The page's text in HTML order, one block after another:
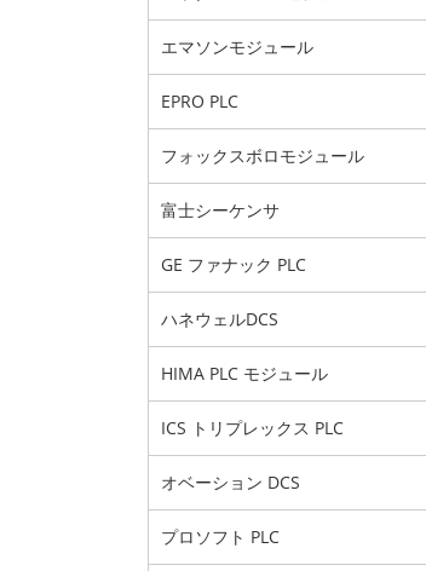
エマソンモジュール
EPRO PLC
フォックスボロモジュール
富士シーケンサ
GE ファナック PLC
ハネウェルDCS
HIMA PLC モジュール
ICS トリプレックス PLC
オベーション DCS
プロソフト PLC